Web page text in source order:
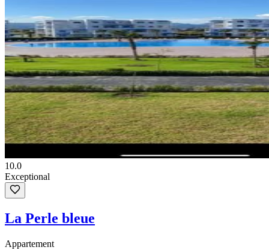
10.0
Exceptional
La Perle bleue
Appartement